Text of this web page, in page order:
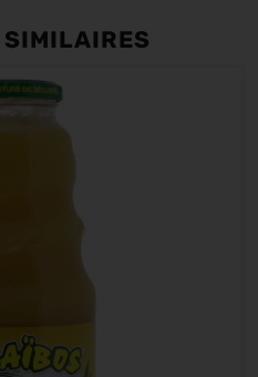
SIMILAIRES